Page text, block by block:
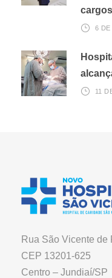
6 DE
11
Rua São Vicente de
CEP 13201-625
Centro – Jundiaí/SP